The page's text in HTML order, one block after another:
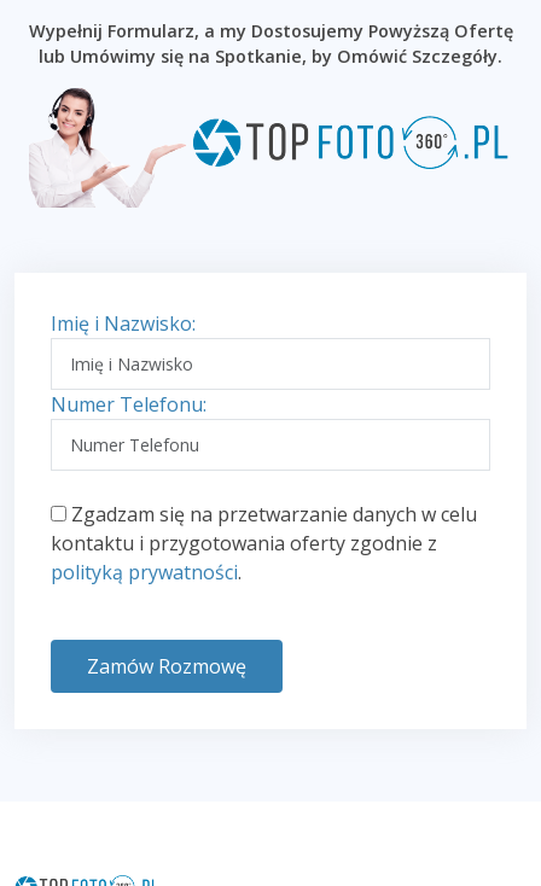
Wypełnij Formularz, a my Dostosujemy Powyższą Ofertę
lub Umówimy się na Spotkanie, by Omówić Szczegóły.
Imię i Nazwisko:
Numer Telefonu:
Zgadzam się na przetwarzanie danych w celu
kontaktu i przygotowania oferty zgodnie z
polityką prywatności.
Zamów Rozmowę